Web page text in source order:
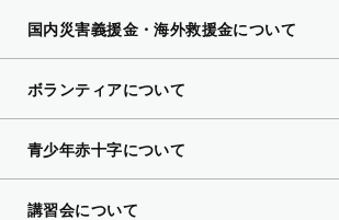
国内災害義援金・海外救援金について
ボランティアについて
青少年赤十字について
講習会について